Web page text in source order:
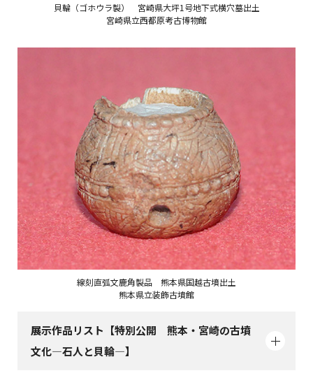
貝輪（ゴホウラ製） 宮崎県大坪1号地下式横穴墓出土
宮崎県立西都原考古博物館
線刻直弧文鹿角製品 熊本県国越古墳出土
熊本県立装飾古墳館
展示作品リスト【特別公開 熊本・宮崎の古墳
文化―石人と貝輪―】